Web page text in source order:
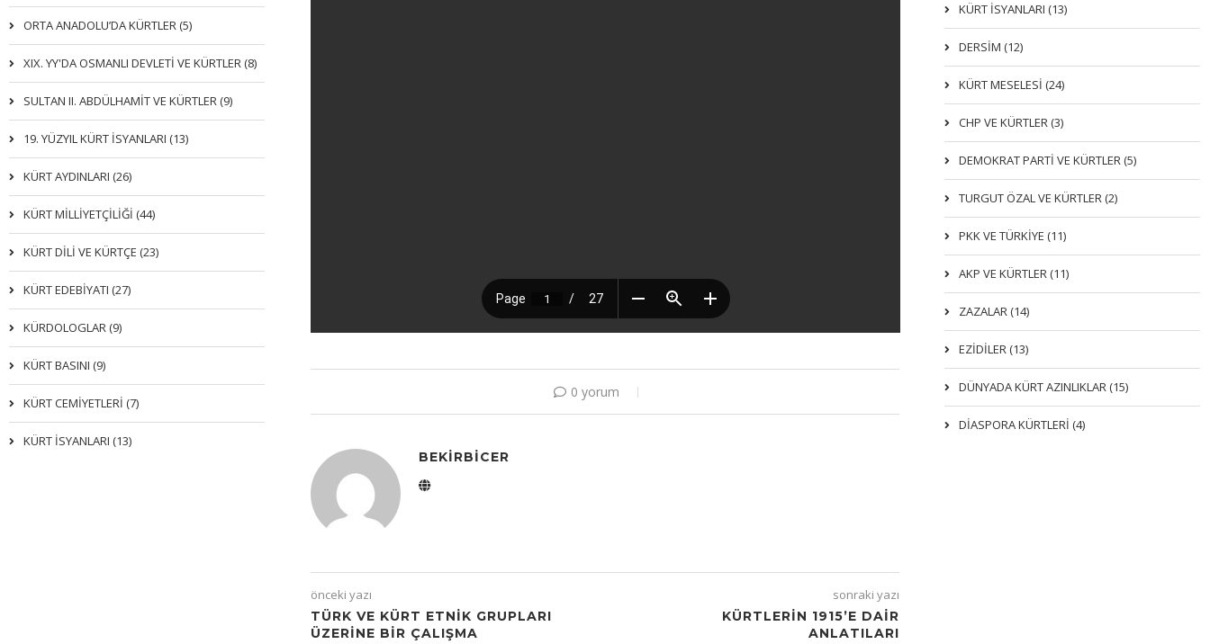
0 yorum
BEKIRBICER
önceki yazı
TÜRK VE KÜRT ETNİK GRUPLARI
ÜZERİNE BİR ÇALIŞMA
sonraki yazı
KÜRTLERIN 1915’E DAIR
ANLATILARI
KÜRT İSYANLARI (13)
DERSIM (12)
KÜRT MESELESİ (24)
CHP VE KÜRTLER (3)
DEMOKRAT PARTI VE KÜRTLER (5)
TURGUT ÖZAL VE KÜRTLER (2)
PKK VE TÜRKIYE (11)
AKP VE KÜRTLER (11)
ZAZALAR (14)
EZIDILER (13)
DÜNYADA KÜRT AZINLIKLAR (15)
DİASPORA KÜRTLERİ (4)
ORTA ANADOLU’DA KÜRTLER (5)
XIX. YY'DA OSMANLI DEVLETI VE KÜRTLER (8)
SULTAN II. ABDÜLHAMİT VE KÜRTLER (9)
19. YÜZYIL KÜRT İSYANLARI (13)
KÜRT AYDINLARI (26)
KÜRT MİLLİYETÇİLİĞİ (44)
KÜRT DİLİ VE KÜRTÇE (23)
KÜRT EDEBİYATI (27)
KÜRDOLOGLAR (9)
KÜRT BASINI (9)
KÜRT CEMİYETLERİ (7)
KÜRT İSYANLARI (13)